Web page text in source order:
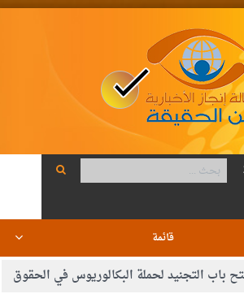
قائمة
التجنيد لحملة البكالوريوس في الحقوق